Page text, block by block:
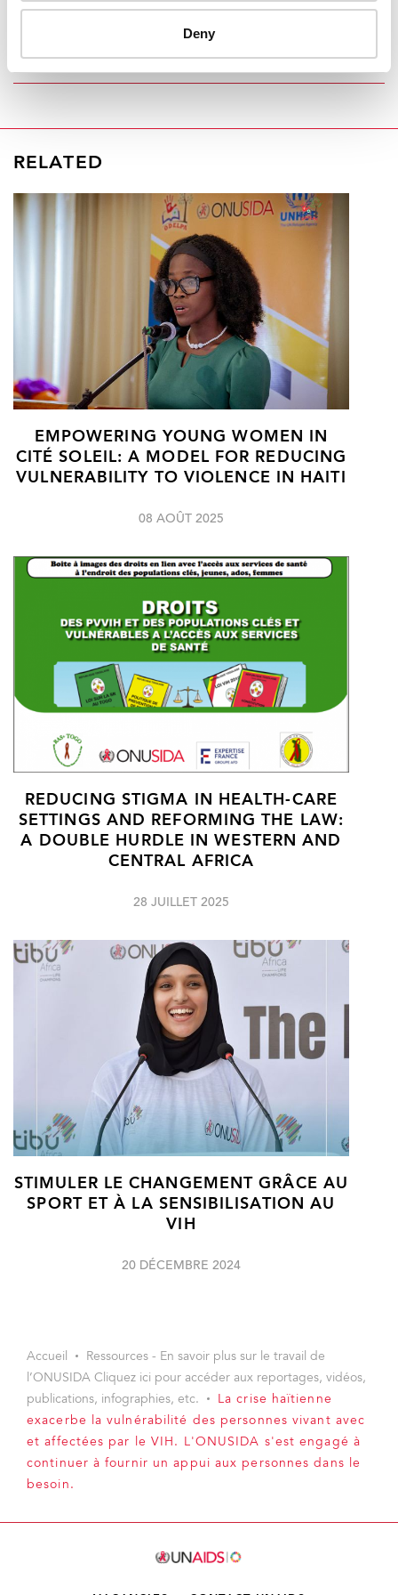
Deny
RELATED
EMPOWERING YOUNG WOMEN IN
CITÉ SOLEIL: A MODEL FOR REDUCING
VULNERABILITY TO VIOLENCE IN HAITI
08 AOÛT 2025
REDUCING STIGMA IN HEALTH-CARE
SETTINGS AND REFORMING THE LAW:
A DOUBLE HURDLE IN WESTERN AND
CENTRAL AFRICA
28 JUILLET 2025
STIMULER LE CHANGEMENT GRÂCE AU
SPORT ET À LA SENSIBILISATION AU
VIH
20 DÉCEMBRE 2024
Accueil
Ressources - En savoir plus sur le travail de
l’ONUSIDA Cliquez ici pour accéder aux reportages, vidéos,
publications, infographies, etc.
La crise haïtienne
exacerbe la vulnérabilité des personnes vivant avec
et affectées par le VIH. L'ONUSIDA s'est engagé à
continuer à fournir un appui aux personnes dans le
besoin.